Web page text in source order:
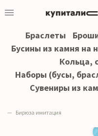
Браслеты
Бусины из камня на
Кольца,
Наборы (бусы,
Сувениры из
Бирюза имитация